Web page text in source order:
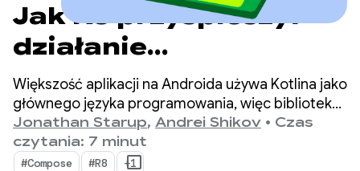
Jak R8 przyspieszył
działanie
współprogramów
Kotlin na Androidzie 2-
krotnie
Większość aplikacji na Androida używa Kotlina jako
głównego języka programowania, więc biblioteka
kotlinx.coroutines stała się standardem
w programowaniu asynchronicznym. Biblioteka
zapewnia dobrze zaprojektowany
Jonathan Starup, Andrei Shikov • Czas
czytania: 7 minut
#Compose #R8 +1